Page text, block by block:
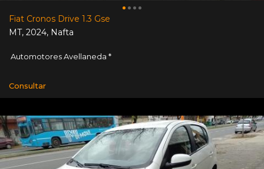
Fiat Cronos Drive 1.3 Gse
MT, 2024, Nafta
Automotores Avellaneda *
Consultar